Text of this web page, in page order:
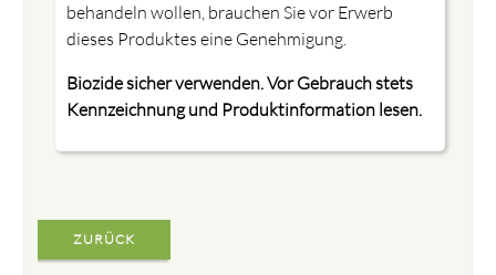
behandeln wollen, brauchen Sie vor Erwerb
dieses Produktes eine Genehmigung.
Biozide sicher verwenden. Vor Gebrauch stets
Kennzeichnung und Produktinformation lesen.
ZURÜCK